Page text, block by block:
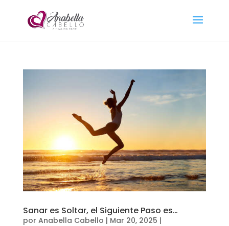
Sanar es Soltar, el Siguiente Paso es…
por Anabella Cabello | Mar 20, 2025 |